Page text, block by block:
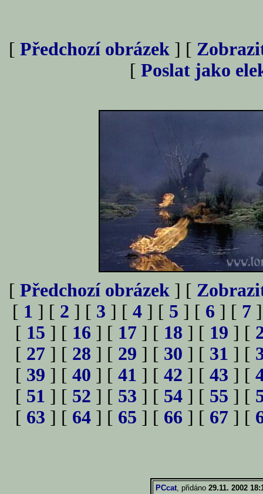
[ Předchozí obrázek ] [
[ Poslat jako
[ Předchozí obrázek ] [
[ 1 ] [ 2 ] [ 3 ] [ 4 ] [ 5 ] [ 6 ] [ 7
[ 15 ] [ 16 ] [ 17 ] [ 18 ] [ 19 ] [
[ 27 ] [ 28 ] [ 29 ] [ 30 ] [ 31 ] [
[ 39 ] [ 40 ] [ 41 ] [ 42 ] [ 43 ] [
[ 51 ] [ 52 ] [ 53 ] [ 54 ] [ 55 ] [
[ 63 ] [ 64 ] [ 65 ] [ 66 ] [ 67 ] [
PCcat, přidáno 29.11. 2002